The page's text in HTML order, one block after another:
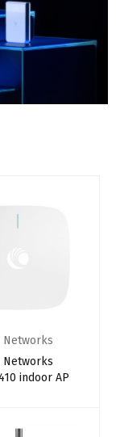
Networks
Networks
indoor AP